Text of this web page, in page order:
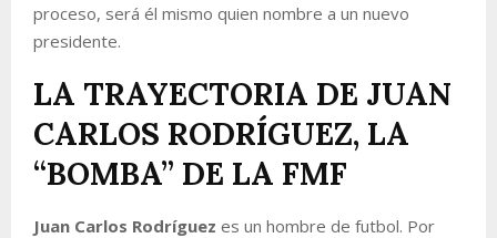
proceso, será él mismo quien nombre a un nuevo
presidente.
LA TRAYECTORIA DE JUAN
CARLOS RODRÍGUEZ, LA
“BOMBA” DE LA FMF
Juan Carlos Rodríguez es un hombre de futbol. Por